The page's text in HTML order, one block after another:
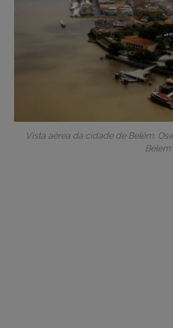
Vista aérea da cidade de Belém.
Belem